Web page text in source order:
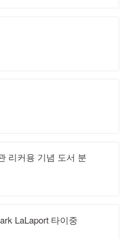
리커용 기념 도서 분
LaLaport 타이중